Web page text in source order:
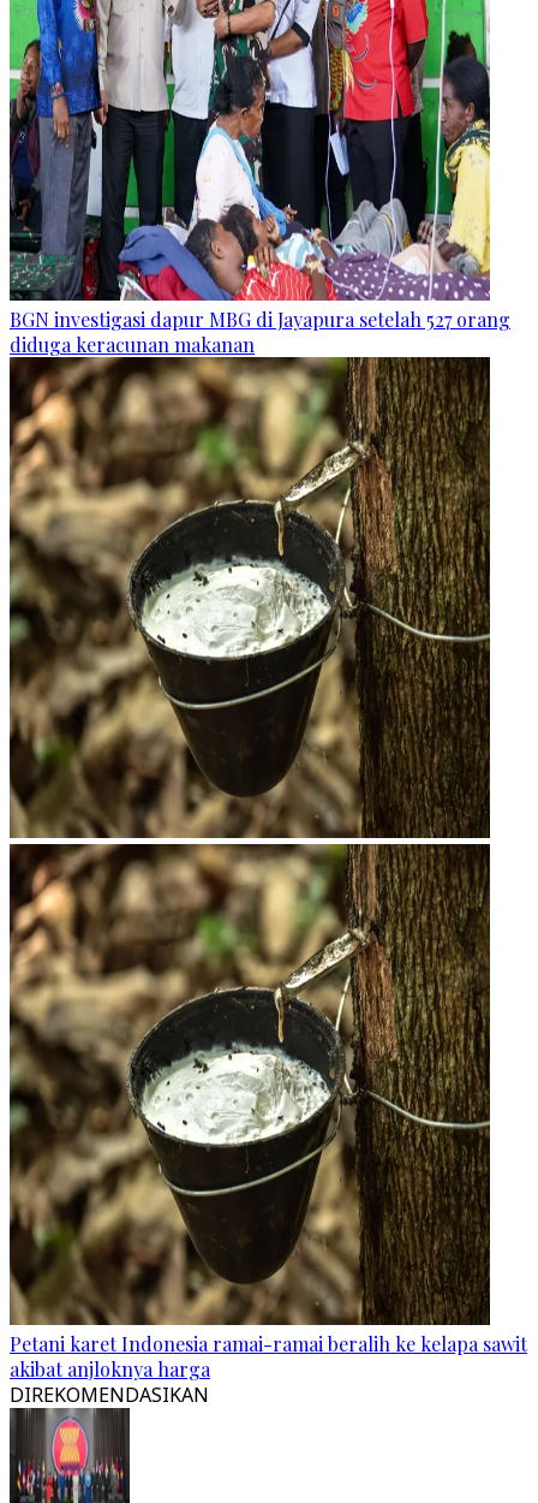
BGN investigasi dapur MBG di Jayapura setelah 527 orang
diduga keracunan makanan
Petani karet Indonesia ramai-ramai beralih ke kelapa sawit
akibat anjloknya harga
DIREKOMENDASIKAN